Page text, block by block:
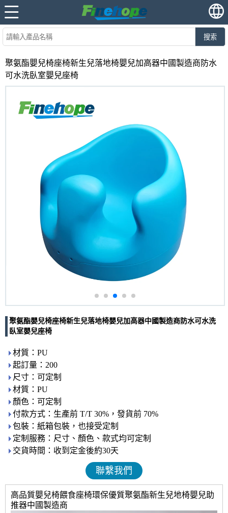
搜索
聚氨酯嬰兒椅座椅新生兒落地椅嬰兒加高器中國製造商防水
可水洗臥室嬰兒座椅
聚氨酯嬰兒椅座椅新生兒落地椅嬰兒加高器中國製造商防水可水洗
臥室嬰兒座椅
材質：PU
起訂量：200
尺寸：可定制
材質：PU
顏色：可定制
付款方式：生產前 T/T 30%，發貨前 70%
包裝：紙箱包裝，也接受定制
定制服務：尺寸、顏色、款式均可定制
交貨時間：收到定金後約30天
聯繫我們
高品質嬰兒椅餵食座椅環保優質聚氨酯新生兒地椅嬰兒助
推器中國製造商